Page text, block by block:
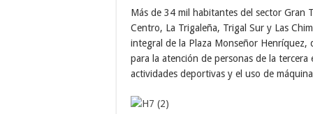
Más de 34 mil habitantes del sector Gran
Centro, La Trigaleña, Trigal Sur y Las
integral de la Plaza Monseñor Henríquez,
para la atención de personas de la
actividades deportivas y el uso de